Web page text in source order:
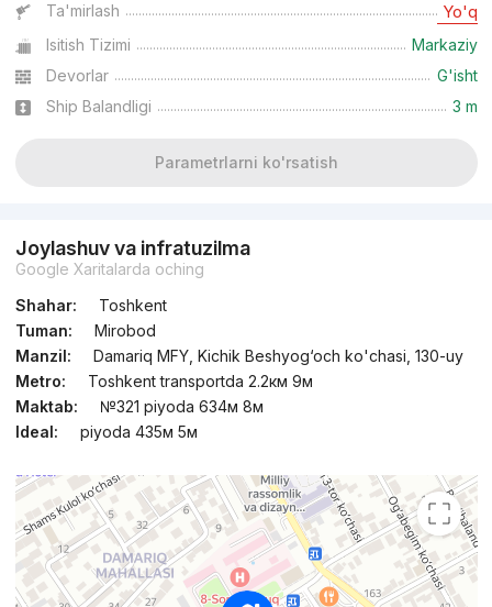
TJ «Ozbegim»
Ta'mirlash Yo'q
Isitish Tizimi
Markaziy
Devorlar
G'isht
Ship Balandligi
3 m
Parametrlarni ko'rsatish
Joylashuv va infratuzilma
Google Xaritalarda oching
Shahar:
Toshkent
Tuman:
Mirobod
Manzil:
Damariq MFY, Kichik Beshyog‘och ko'chasi, 130-uy
Metro:
Toshkent transportda 2.2км 9м
Maktab:
№321 piyoda 634м 8м
Ideal:
piyoda 435м 5м